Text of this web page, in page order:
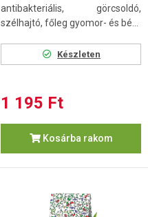
antibakteriális, görcsoldó,
szélhajtó, főleg gyomor- és bé...
Készleten
1 195 Ft
Kosárba rakom